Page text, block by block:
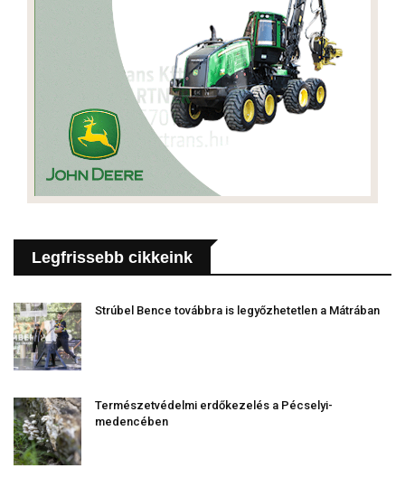
Legfrissebb cikkeink
Strúbel Bence továbbra is legyőzhetetlen a Mátrában
Természetvédelmi erdőkezelés a Pécselyi-
medencében